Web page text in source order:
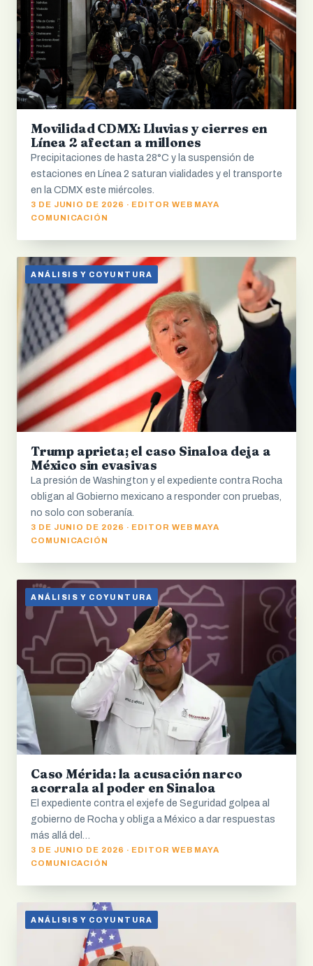
Movilidad CDMX: Lluvias y cierres en
Línea 2 afectan a millones
Precipitaciones de hasta 28°C y la suspensión de
estaciones en Línea 2 saturan vialidades y el transporte
en la CDMX este miércoles.
3 DE JUNIO DE 2026 · EDITOR WEB MAYA
COMUNICACIÓN
ANÁLISIS Y COYUNTURA
Trump aprieta; el caso Sinaloa deja a
México sin evasivas
La presión de Washington y el expediente contra Rocha
obligan al Gobierno mexicano a responder con pruebas,
no solo con soberanía.
3 DE JUNIO DE 2026 · EDITOR WEB MAYA
COMUNICACIÓN
ANÁLISIS Y COYUNTURA
Caso Mérida: la acusación narco
acorrala al poder en Sinaloa
El expediente contra el exjefe de Seguridad golpea al
gobierno de Rocha y obliga a México a dar respuestas
más allá del…
3 DE JUNIO DE 2026 · EDITOR WEB MAYA
COMUNICACIÓN
ANÁLISIS Y COYUNTURA